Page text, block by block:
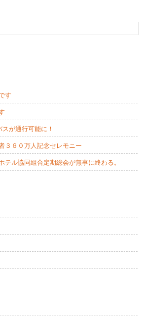
す
が通行可能に！
３６０万人記念セレモニー
テル協同組合定期総会が無事に終わる。